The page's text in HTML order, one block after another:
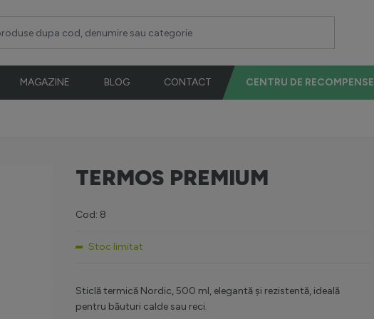
MAGAZINE BLOG CONTACT CENTRU DE RECOMPENSE
TERMOS PREMIUM
Cod: 8
Stoc limitat
Sticlă termică Nordic, 500 ml, elegantă și rezistentă, ideală
pentru băuturi calde sau reci.